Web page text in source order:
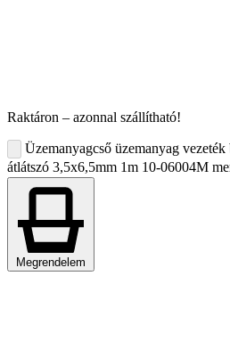
Raktáron – azonnal szállítható!
Üzemanyagcső üzemanyag
átlátszó 3,5x6,5mm 1m 10-06004M
Megrendelem